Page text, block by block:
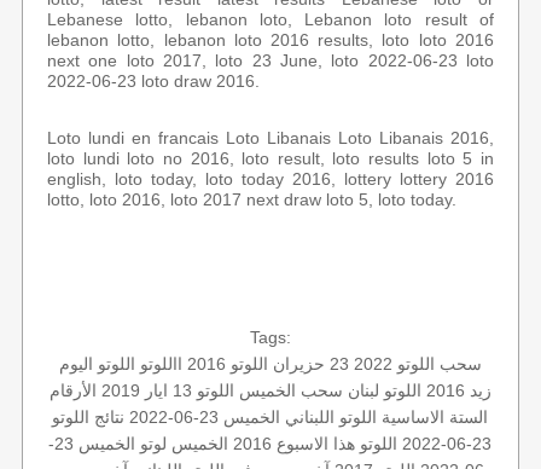
Lebanese lotto, lebanon loto, Lebanon loto result of
lebanon lotto, lebanon loto 2016 results, loto loto 2016
next one loto 2017, loto 23 June, loto 2022-06-23 loto
2022-06-23 loto draw 2016.
Loto lundi en francais Loto Libanais Loto Libanais 2016,
loto lundi loto no 2016, loto result, loto results loto 5 in
english, loto today, loto today 2016, lottery lottery 2016
lotto, loto 2016, loto 2017 next draw loto 5, loto today.
Tags:
سحب اللوتو 2022 23 حزيران
اللوتو 2016 االلوتو اللوتو اليوم
زيد 2016
اللوتو لبنان سحب الخميس اللوتو 13 ايار 2019
الأرقام
الستة الاساسية اللوتو اللبناني الخميس 23-06-2022
نتائج اللوتو
23-06-2022
اللوتو هذا الاسبوع 2016 الخميس
لوتو الخميس 23-